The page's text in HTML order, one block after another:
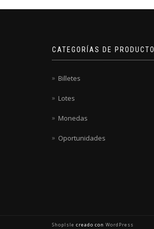
CATEGORÍAS DE PRODUCTO
Billetes
Lotes
Monedas
Oportunidades
ShopIsle creado con WordPress